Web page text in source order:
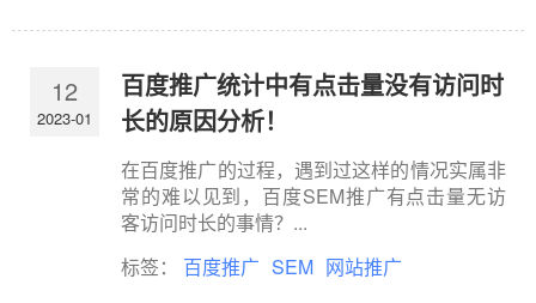
12
2023-01
百度推广统计中有点击量没有访问时
长的原因分析！
在百度推广的过程，遇到过这样的情况实属非
常的难以见到，百度SEM推广有点击量无访
客访问时长的事情？...
标签： 百度推广 SEM 网站推广